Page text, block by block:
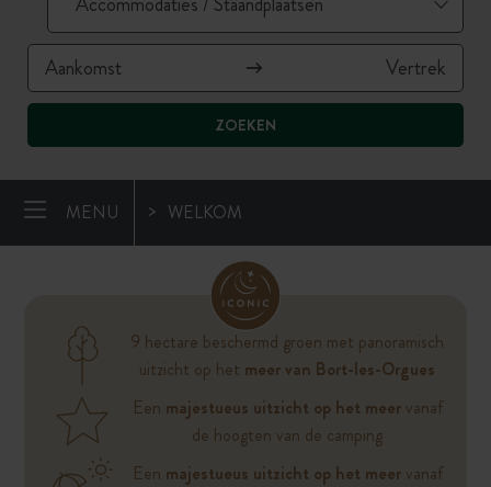
ZOEKEN
MENU WELKOM
9 hectare beschermd groen met panoramisch
uitzicht op het meer van Bort-les-Orgues
Een majestueus uitzicht op het meervanaf
de hoogten van de camping
Een majestueus uitzicht op het meervanaf